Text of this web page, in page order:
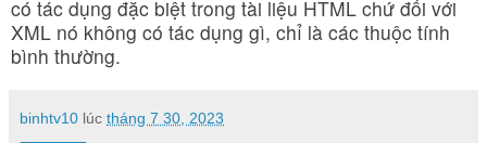
có tác dụng đặc biệt trong tài liệu HTML chứ đối với
XML nó không có tác dụng gì, chỉ là các thuộc tính
bình thường.
binhtv10 lúc tháng 7 30, 2023